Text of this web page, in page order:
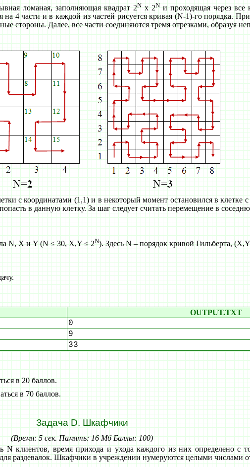
ломаная, заполняющая квадрат 2Nx 2Nи проходящая через все
на 4 части и в каждой из частей рисуется кривая (N-1)-го порядка.
стороны. Далее, все части соединяются тремя отрезками, образуя
с координатами (1,1) и в некоторый момент остановился в клетке
в данную клетку. За шаг следует считать перемещение в
N, X и Y (N ≤ 30, X,Y ≤ 2N). Здесь N – порядок кривой Гильберта,
OUTPUT.TXT
0
9
33
в 20 баллов.
в 70 баллов.
Задача D. Шкафчики
(Время: 5 сек. Память: 16 Мб Баллы: 100)
N клиентов, время прихода и ухода каждого из них определено с
раздевалок. Шкафчики в учреждении нумеруются целыми числами